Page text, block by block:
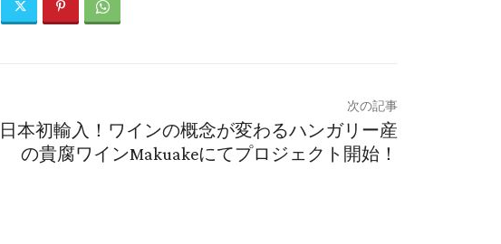
次の記事
日本初輸入！ワインの概念が変わるハンガリー産
の貴腐ワインMakuakeにてプロジェクト開始！